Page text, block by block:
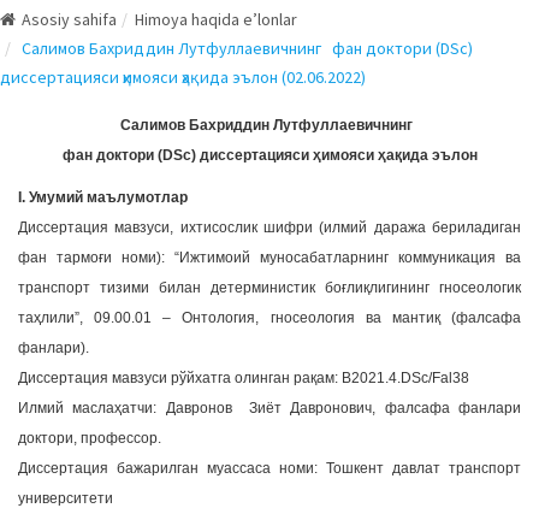
g
l
e
i
g
a
t
i
o
n
Asosiy sahifa
Himoya haqida e’lonlar
Салимов Бахриддин Лутфуллаевичнинг фан доктори (DSc)
диссертацияси ҳимояси ҳақида эълон (02.06.2022)
Салимов Бахриддин Лутфуллаевичнинг
фан доктори (DSc) диссертацияси ҳимояси ҳақида эълон
I. Умумий маълумотлар
Диссертация мавзуси, ихтисослик шифри (илмий даража бериладиган
фан тармоғи номи): “Ижтимоий муносабатларнинг коммуникация ва
транспорт тизими билан детерминистик боғлиқлигининг гносеологик
таҳлили”, 09.00.01 – Онтология, гносеология ва мантиқ (фалсафа
фанлари).
Диссертация мавзуси рўйхатга олинган рақам: B2021.4.DSc/Fal38
Илмий маслаҳатчи: Давронов Зиёт Давронович, фалсафа фанлари
доктори, профессор.
Диссертация бажарилган муассаса номи: Тошкент давлат транспорт
университети